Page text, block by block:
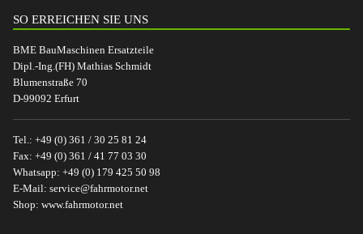
SO ERREICHEN SIE UNS
BME BauMaschinen Ersatzteile
Dipl.-Ing.(FH) Mathias Schmidt
Blumenstraße 70
D-99092 Erfurt
Tel.: +49 (0) 361 / 30 25 81 24
Fax: +49 (0) 361 / 41 77 03 30
Whatsapp: +49 (0) 179 425 50 98
E-Mail: service@fahrmotor.net
Shop: www.fahrmotor.net